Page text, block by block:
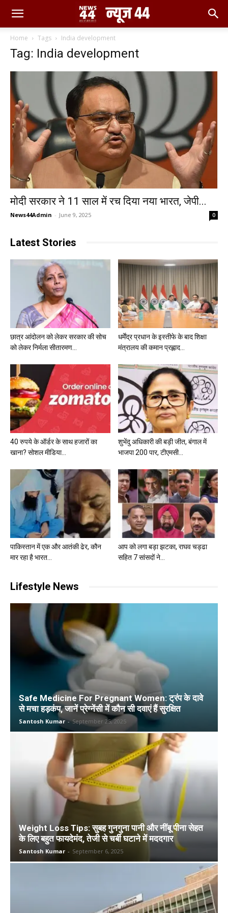
Home Tags India development
Tag: India development
मोदी सरकार ने 11 साल में रच दिया नया भारत, जेपी...
News44Admin - June 9, 2025 0
Latest Stories
छात्र आंदोलन को लेकर सरकार की सोच
को लेकर निर्मला सीतारमण...
धर्मेंद्र प्रधान के इस्तीफे के बाद शिक्षा
मंत्रालय की कमान प्रह्लाद...
40 रुपये के ऑर्डर के साथ हजारों का
खाना? सोशल मीडिया...
शुभेंदु अधिकारी की बड़ी जीत, बंगाल में
भाजपा 200 पार, टीएमसी...
पाकिस्तान में एक और आतंकी ढेर, कौन
मार रहा है भारत...
आप को लगा बड़ा झटका, राघव चड्ढा
सहित 7 सांसदों ने...
Lifestyle News
Safe Medicine For Pregnant Women: ट्रंप के दावे
से मचा हड़कंप, जानें प्रेग्नेंसी में कौन सी दवाएं हैं सुरक्षित
Santosh Kumar - September 25, 2025
Weight Loss Tips: सुबह गुनगुना पानी और नींबू पीना सेहत
के लिए बहुत फायदेमंद, तेजी से चर्बी घटाने में मददगार
Santosh Kumar - September 6, 2025